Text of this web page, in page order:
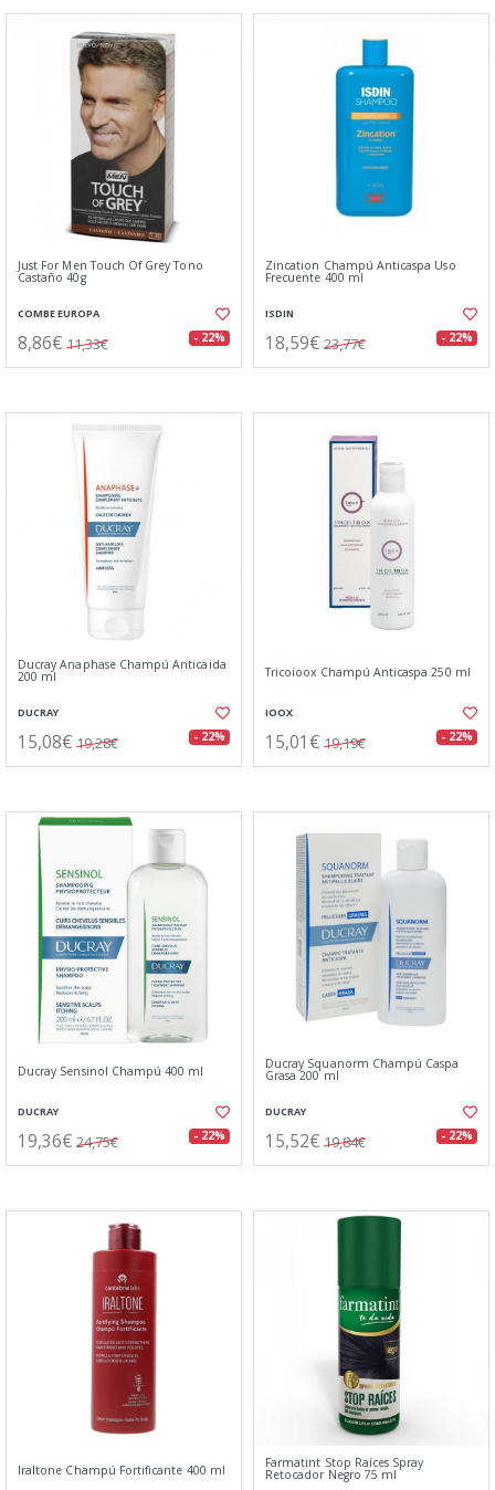
Just For Men Touch Of Grey Tono
Castaño 40g
COMBE EUROPA
8,86€ 11,33€ - 22%
Zincation Champú Anticaspa Uso
Frecuente 400 ml
ISDIN
18,59€ 23,77€ - 22%
Ducray Anaphase Champú Anticaida
200 ml
DUCRAY
15,08€ 19,28€ - 22%
Tricoioox Champú Anticaspa 250 ml
IOOX
15,01€ 19,19€ - 22%
Ducray Sensinol Champú 400 ml
DUCRAY
19,36€ 24,75€ - 22%
Ducray Squanorm Champú Caspa
Grasa 200 ml
DUCRAY
15,52€ 19,84€ - 22%
Iraltone Champú Fortificante 400 ml Farmatint Stop Raíces Spray
Retocador Negro 75 ml